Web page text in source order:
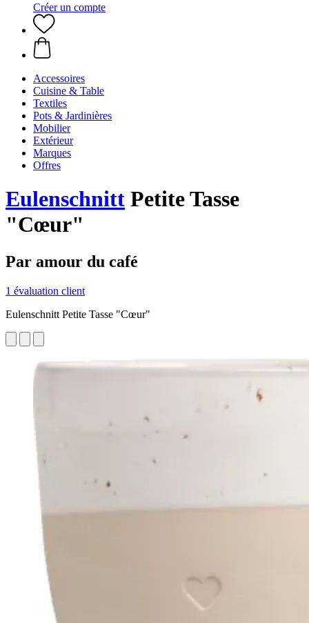
Créer un compte
Accessoires
Cuisine & Table
Textiles
Pots & Jardinières
Mobilier
Extérieur
Marques
Offres
Eulenschnitt Petite Tasse
"Cœur"
Par amour du café
1 évaluation client
Eulenschnitt Petite Tasse "Cœur"